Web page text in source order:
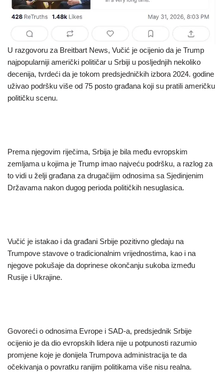
U razgovoru za Breitbart News, Vučić je ocijenio da je Trump
najpopularniji američki političar u Srbiji u posljednjih nekoliko
decenija, tvrdeći da je tokom predsjedničkih izbora 2024. godine
uživao podršku više od 75 posto građana koji su pratili američku
političku scenu.
Prema njegovim riječima, Srbija je bila među evropskim
zemljama u kojima je Trump imao najveću podršku, a razlog za
to vidi u želji građana za drugačijim odnosima sa Sjedinjenim
Državama nakon dugog perioda političkih nesuglasica.
Vučić je istakao i da građani Srbije pozitivno gledaju na
Trumpove stavove o tradicionalnim vrijednostima, kao i na
njegove pokušaje da doprinese okončanju sukoba između
Rusije i Ukrajine.
Govoreći o odnosima Evrope i SAD-a, predsjednik Srbije
ocijenio je da dio evropskih lidera nije u potpunosti razumio
promjene koje je donijela Trumpova administracija te da
očekivanja o povratku ranijim politikama više nisu realna.